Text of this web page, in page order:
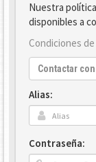
Nuestra
disponibles a
Condiciones
Contactar
Alias:
Contraseña: